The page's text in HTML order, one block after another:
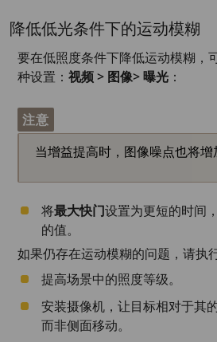
降低低光条件下的运动模糊
要在低照度条件下降低运动模糊，
种设置： 视频 > 图像> 曝光 ：
注意
当增益提高时，图像噪点也将增
将最大快门设置为更短的时间
的值。
如果仍存在运动模糊的问题，请执
提高场景中的照度等级。
安装摄像机，让目标相对于其
而非侧面移动。